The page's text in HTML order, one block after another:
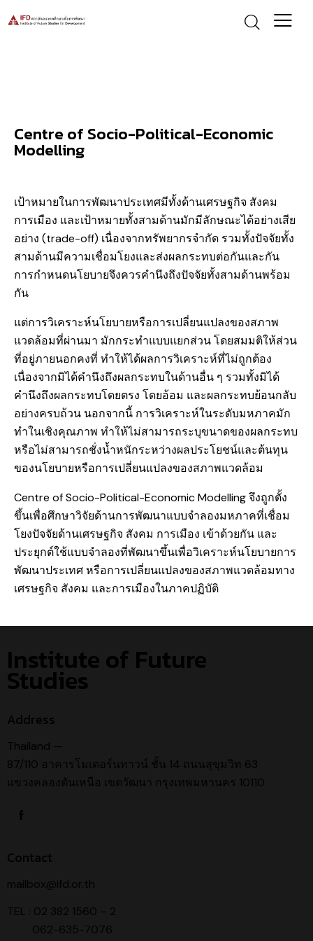
Centre of Socio-Political-Economic
Modelling
เป้าหมายในการพัฒนาประเทศมีทั้งด้านเศรษฐกิจ สังคม
การเมือง และเป้าหมายทั้งสามด้านมักมีลักษณะได้อย่างเสีย
อย่าง (trade-off) เนื่องจากทรัพยากรจำกัด รวมทั้งปัจจัยทั้ง
สามด้านมีความเชื่อมโยงและส่งผลกระทบต่อกันและกัน
การกำหนดนโยบายจึงควรคำนึงถึงปัจจัยทั้งสามด้านพร้อม
กัน
แต่การวิเคราะห์นโยบายหรือการเปลี่ยนแปลงของสภาพ
แวดล้อมที่ผ่านมา มักกระทำแบบแยกส่วน โดยสมมติให้ส่วน
ที่อยู่ภายนอกคงที่ ทำให้ได้ผลการวิเคราะห์ที่ไม่ถูกต้อง
เนื่องจากมิได้คำนึงถึงผลกระทบในด้านอื่น ๆ รวมทั้งมิได้
คำนึงถึงผลกระทบโดยตรง โดยอ้อม และผลกระทบย้อนกลับ
อย่างครบถ้วน นอกจากนี้ การวิเคราะห์ในระดับมหภาคมัก
ทำในเชิงคุณภาพ ทำให้ไม่สามารถระบุขนาดของผลกระทบ
หรือไม่สามารถชั่งน้ำหนักระหว่างผลประโยชน์และต้นทุน
ของนโยบายหรือการเปลี่ยนแปลงของสภาพแวดล้อม
Centre of Socio-Political-Economic Modelling จึงถูกตั้ง
ขึ้นเพื่อศึกษาวิจัยด้านการพัฒนาแบบจำลองมหภาคที่เชื่อม
โยงปัจจัยด้านเศรษฐกิจ สังคม การเมือง เข้าด้วยกัน และ
ประยุกต์ใช้แบบจำลองที่พัฒนาขึ้นเพื่อวิเคราะห์นโยบายการ
พัฒนาประเทศ หรือการเปลี่ยนแปลงของสภาพแวดล้อมทาง
เศรษฐกิจ สังคม และการเมืองในภาคปฏิบัติ
Institute of Future
Studies
Address
Thailand —
87/110 อาคารโมเดอร์นทาวน์ ชั้น 14 ถนนสุขุมวิท 63
แขวงคลองตันเหนือ เขตวัฒนา กรุงเทพมหานคร 10110
Contact
mailbox@ifd.or.th
TEL : 02 382 1560 – 2
062-635-7076